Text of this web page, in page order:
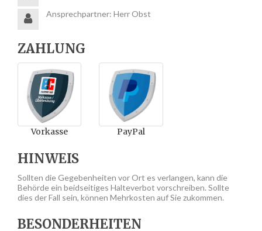
Ansprechpartner: Herr Obst
ZAHLUNG
Vorkasse PayPal
HINWEIS
Sollten die Gegebenheiten vor Ort es verlangen, kann die
Behörde ein beidseitiges Halteverbot vorschreiben. Sollte
dies der Fall sein, können Mehrkosten auf Sie zukommen.
BESONDERHEITEN